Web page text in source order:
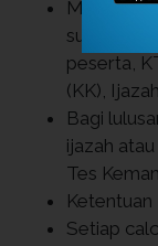
sudah
peserta,
(KK),
Bagi
ijazah
Tes
Ketentuan
Setiap